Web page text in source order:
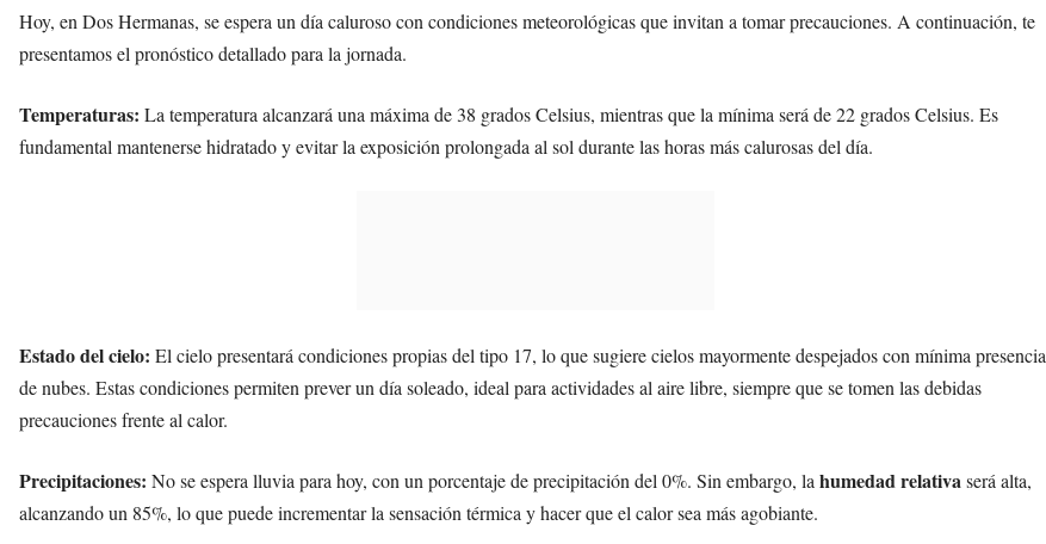
Hoy, en Dos Hermanas, se espera un día caluroso con condiciones meteorológicas que invitan a tomar precauciones. A continuación, te
presentamos el pronóstico detallado para la jornada.
Temperaturas: La temperatura alcanzará una máxima de 38 grados Celsius, mientras que la mínima será de 22 grados Celsius. Es
fundamental mantenerse hidratado y evitar la exposición prolongada al sol durante las horas más calurosas del día.
Estado del cielo: El cielo presentará condiciones propias del tipo 17, lo que sugiere cielos mayormente despejados con mínima presencia
de nubes. Estas condiciones permiten prever un día soleado, ideal para actividades al aire libre, siempre que se tomen las debidas
precauciones frente al calor.
Precipitaciones: No se espera lluvia para hoy, con un porcentaje de precipitación del 0%. Sin embargo, la humedad relativaserá alta,
alcanzando un 85%, lo que puede incrementar la sensación térmica y hacer que el calor sea más agobiante.